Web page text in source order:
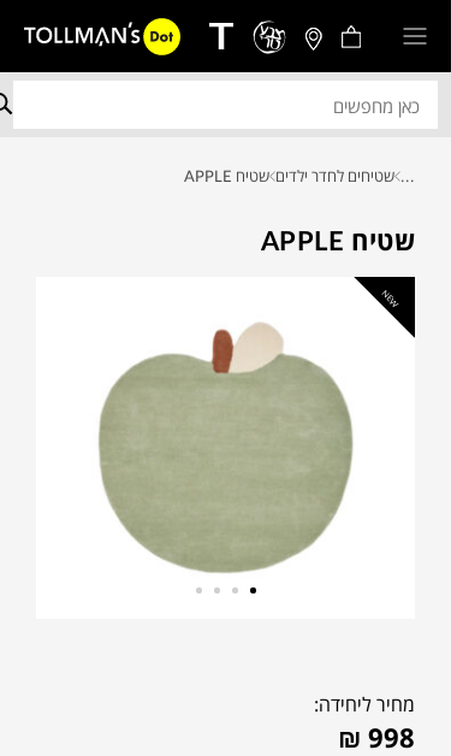
... שטיחים לחדר ילדים שטיח APPLE
שטיח APPLE
NEW
מחיר ליחידה:
₪ 998